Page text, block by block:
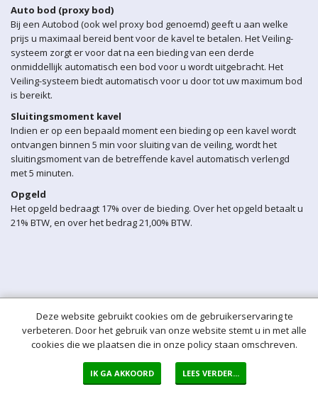
Auto bod (proxy bod)
Bij een Autobod (ook wel proxy bod genoemd) geeft u aan welke
prijs u maximaal bereid bent voor de kavel te betalen. Het Veiling-
systeem zorgt er voor dat na een bieding van een derde
onmiddellijk automatisch een bod voor u wordt uitgebracht. Het
Veiling-systeem biedt automatisch voor u door tot uw maximum bod
is bereikt.
Sluitingsmoment kavel
Indien er op een bepaald moment een bieding op een kavel wordt
ontvangen binnen 5 min voor sluiting van de veiling, wordt het
sluitingsmoment van de betreffende kavel automatisch verlengd
met 5 minuten.
Opgeld
Het opgeld bedraagt 17% over de bieding. Over het opgeld betaalt u
21% BTW, en over het bedrag 21,00% BTW.
Deze website gebruikt cookies om de gebruikerservaring te
verbeteren. Door het gebruik van onze website stemt u in met alle
cookies die we plaatsen die in onze policy staan omschreven.
IK GA AKKOORD LEES VERDER...